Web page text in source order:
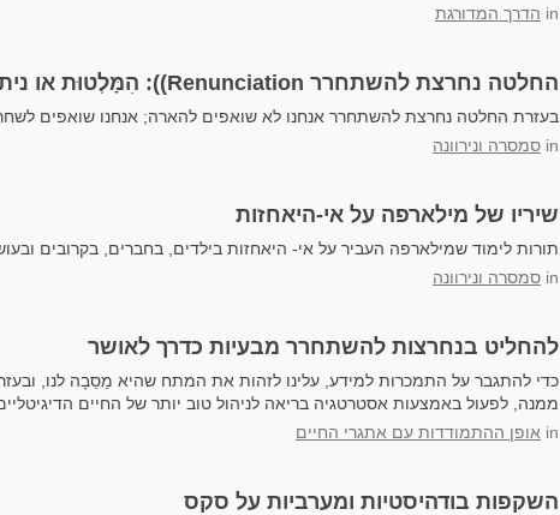
in הדרך המדורגת
החלטה נחרצת להשתחרר Renunciation)): הִמָּלְטוּת או ניתוח אנליטי בונה?
בעזרת החלטה נחרצת להשתחרר אנחנו לא שואפים להארה; אנחנו שואפים
in סמסרה ונירוונה
שיריו של מילארפה על אי-היאחזות
תורות לימוד שמילארפה העביר על אי- היאחזות בילדים, בחברים, בקרובים
in סמסרה ונירוונה
להחליט בנחרצות להשתחרר מבעיות כדרך לאושר
כדי להתגבר על התמכרות למידע, עלינו לזהות את המתח שהיא מֵסֵבָה לנו,
ממנה, לפעול באמצעות אסטרטגיה בריאה לניהול טוב יותר של החיים
in אופן ההתמודדות עם אתגרי החיים
השקפות בודהיסטיות ומערביות על סקס